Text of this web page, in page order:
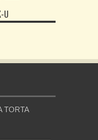
U
TORTA